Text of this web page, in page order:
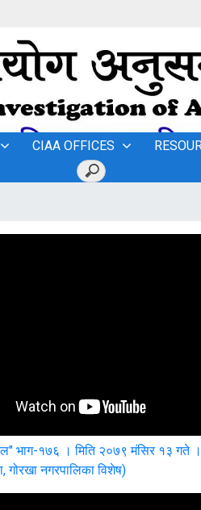
CIAA OFFICES
भाग-१७६ । मिति २०७९ मंसिर १३ गते ।
गोरखा नगरपालिका विशेष)